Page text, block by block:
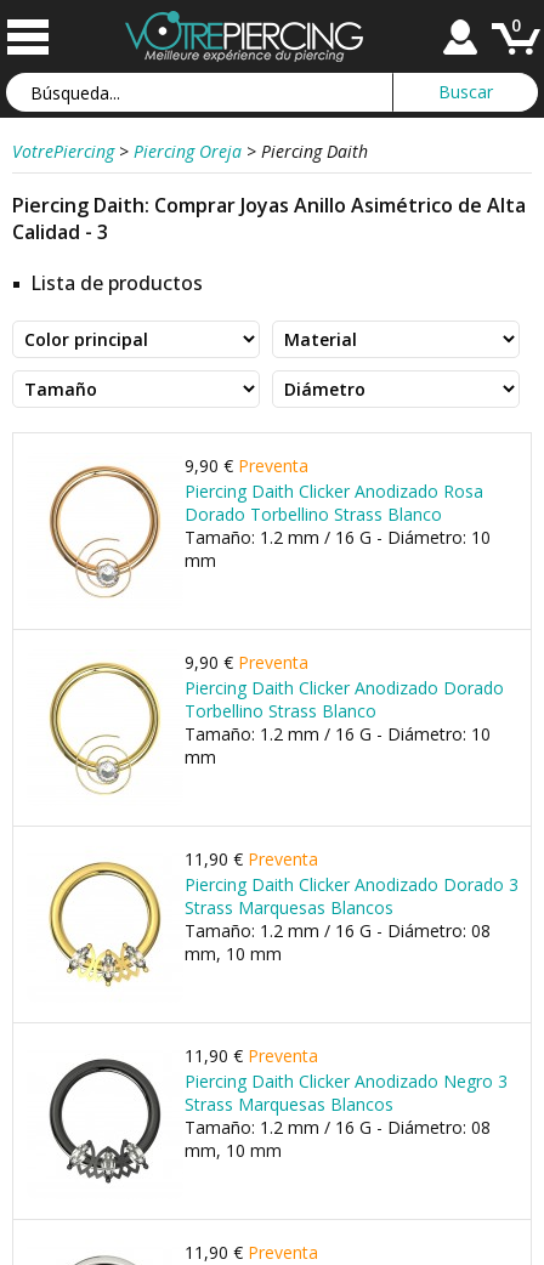
0
VotrePiercing > Piercing Oreja > Piercing Daith
Piercing Daith: Comprar Joyas Anillo Asimétrico de Alta
Calidad - 3
Lista de productos
9,90 € Preventa
Piercing Daith Clicker Anodizado Rosa
Dorado Torbellino Strass Blanco
Tamaño: 1.2 mm / 16 G - Diámetro: 10
mm
9,90 € Preventa
Piercing Daith Clicker Anodizado Dorado
Torbellino Strass Blanco
Tamaño: 1.2 mm / 16 G - Diámetro: 10
mm
11,90 € Preventa
Piercing Daith Clicker Anodizado Dorado 3
Strass Marquesas Blancos
Tamaño: 1.2 mm / 16 G - Diámetro: 08
mm, 10 mm
11,90 € Preventa
Piercing Daith Clicker Anodizado Negro 3
Strass Marquesas Blancos
Tamaño: 1.2 mm / 16 G - Diámetro: 08
mm, 10 mm
11,90 € Preventa